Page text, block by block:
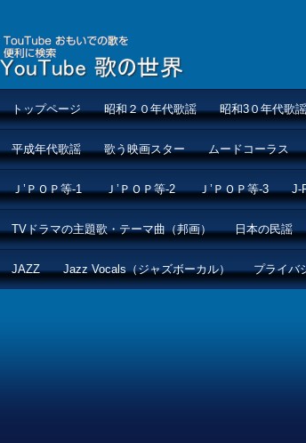
トップページ 昭和２０年代歌謡 昭和3０年代歌謡
平成年代歌謡 歌う映画スター ムードコーラス
Ｊ’ＰＯＰ等-1 Ｊ’ＰＯＰ等-2 Ｊ’ＰＯＰ等-3 J-
TVドラマの主題歌・テーマ曲（邦画） 日本の民謡
JAZZ Jazz Vocals（ジャズボーカル） プライバ